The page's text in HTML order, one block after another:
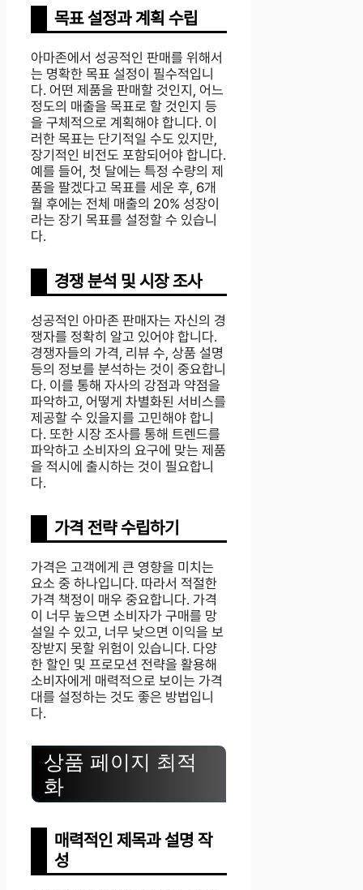
목표 설정과 계획 수립
아마존에서 성공적인 판매를 위해서
는 명확한 목표 설정이 필수적입니
다. 어떤 제품을 판매할 것인지, 어느
정도의 매출을 목표로 할 것인지 등
을 구체적으로 계획해야 합니다. 이
러한 목표는 단기적일 수도 있지만,
장기적인 비전도 포함되어야 합니다.
예를 들어, 첫 달에는 특정 수량의 제
품을 팔겠다고 목표를 세운 후, 6개
월 후에는 전체 매출의 20% 성장이
라는 장기 목표를 설정할 수 있습니
다.
경쟁 분석 및 시장 조사
성공적인 아마존 판매자는 자신의 경
쟁자를 정확히 알고 있어야 합니다.
경쟁자들의 가격, 리뷰 수, 상품 설명
등의 정보를 분석하는 것이 중요합니
다. 이를 통해 자사의 강점과 약점을
파악하고, 어떻게 차별화된 서비스를
제공할 수 있을지를 고민해야 합니
다. 또한 시장 조사를 통해 트렌드를
파악하고 소비자의 요구에 맞는 제품
을 적시에 출시하는 것이 필요합니
다.
가격 전략 수립하기
가격은 고객에게 큰 영향을 미치는
요소 중 하나입니다. 따라서 적절한
가격 책정이 매우 중요합니다. 가격
이 너무 높으면 소비자가 구매를 망
설일 수 있고, 너무 낮으면 이익을 보
장받지 못할 위험이 있습니다. 다양
한 할인 및 프로모션 전략을 활용해
소비자에게 매력적으로 보이는 가격
대를 설정하는 것도 좋은 방법입니
다.
상품 페이지 최적
화
매력적인 제목과 설명 작
성